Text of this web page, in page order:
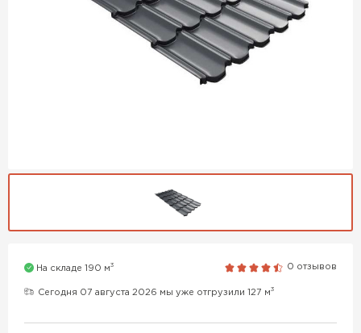
На складе 190 м3 0 отзывов
Сегодня 07 августа 2026 мы уже отгрузили 127 м3